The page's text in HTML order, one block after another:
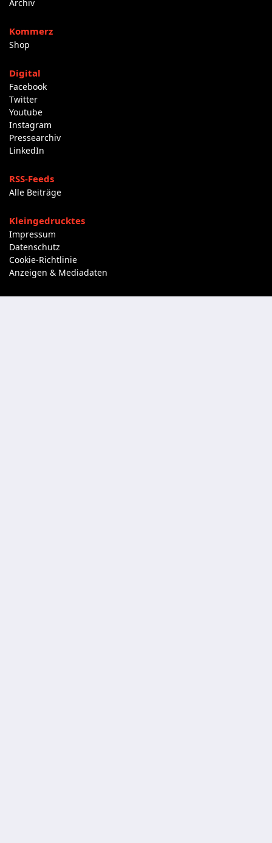
Archiv
Kommerz
Shop
Digital
Facebook
Twitter
Youtube
Instagram
Pressearchiv
LinkedIn
RSS-Feeds
Alle Beiträge
Kleingedrucktes
Impressum
Datenschutz
Cookie-Richtlinie
Anzeigen & Mediadaten